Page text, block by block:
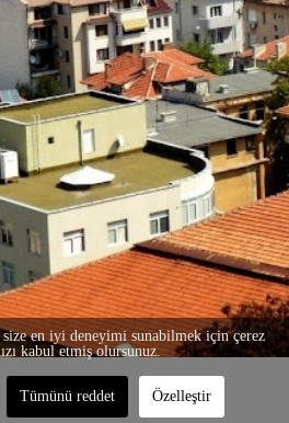
en iyi deneyimi sunabilmek için çerez
kabul etmiş olursunuz.
Tümünü reddet Özelleştir